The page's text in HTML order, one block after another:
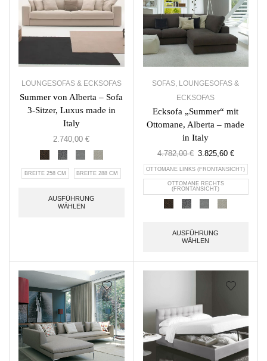
LOUNGESOFAS & ECKSOFAS
Summer von Alberta – Sofa
3-Sitzer, Luxus made in
Italy
2.740,00€
BREITE 258 CM BREITE 288 CM
AUSFÜHRUNG
WÄHLEN
SOFAS LOUNGESOFAS &
ECKSOFAS
Ecksofa „Summer“ mit
Ottomane, Alberta – made
in Italy
4.782,00€ 3.825,60 €
OTTOMANE LINKS (FRONTANSICHT)
OTTOMANE RECHTS
(FRONTANSICHT)
AUSFÜHRUNG
WÄHLEN